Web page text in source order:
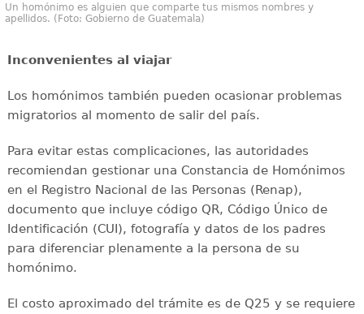
Un homónimo es alguien que comparte tus mismos nombres y
apellidos. (Foto: Gobierno de Guatemala)
Inconvenientes al viajar
Los homónimos también pueden ocasionar problemas
migratorios al momento de salir del país.
Para evitar estas complicaciones, las autoridades
recomiendan gestionar una Constancia de Homónimos
en el Registro Nacional de las Personas (Renap),
documento que incluye código QR, Código Único de
Identificación (CUI), fotografía y datos de los padres
para diferenciar plenamente a la persona de su
homónimo.
El costo aproximado del trámite es de Q25 y se requiere